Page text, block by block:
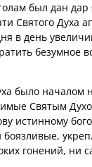
был дан дар
Святого Духа
в день
безумное
было
Святым
истинному
гонений, ни